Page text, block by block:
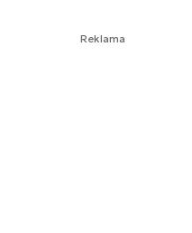
Reklama